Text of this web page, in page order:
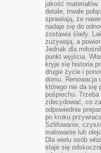
jakość
detale, trwałe
sprawiają, że
nadaje się do
zostawia ślady.
zużywają, a
Jednak dla
punkt wyjścia.
kryje się historia
drugie życie i
domu. Renowacja
którego nie da się
pośpiechu.
zdecydować, co
odpowiednie
po kroku
Szlifowanie,
malowanie lub
Dla wielu osób
staje się